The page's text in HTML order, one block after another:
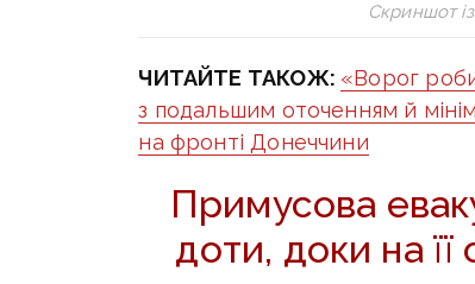
Скриншот
ЧИТАЙТЕ ТАКОЖ: «Ворог
з подальшим оточенням й
на фронті Донеччини
Примусова
доти, доки на її